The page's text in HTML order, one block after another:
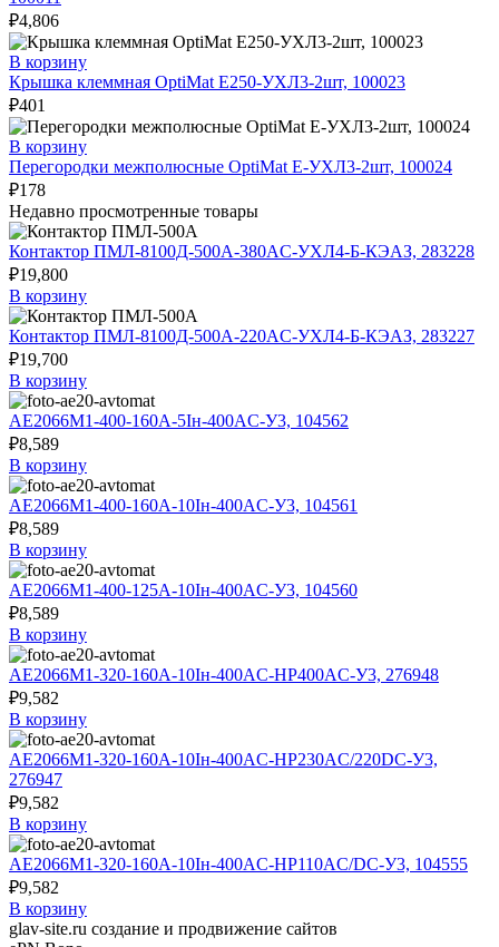
₽4,806
В корзину
Крышка клеммная OptiMat E250-УХЛ3-2шт, 100023
₽401
В корзину
Перегородки межполюсные OptiMat E-УХЛ3-2шт, 100024
₽178
Недавно просмотренные товары
Контактор ПМЛ-8100Д-500А-380AC-УХЛ4-Б-КЭАЗ, 283228
₽19,800
В корзину
Контактор ПМЛ-8100Д-500А-220AC-УХЛ4-Б-КЭАЗ, 283227
₽19,700
В корзину
АЕ2066М1-400-160А-5Iн-400AC-У3, 104562
₽8,589
В корзину
АЕ2066М1-400-160А-10Iн-400AC-У3, 104561
₽8,589
В корзину
АЕ2066М1-400-125А-10Iн-400AC-У3, 104560
₽8,589
В корзину
АЕ2066М1-320-160А-10Iн-400AC-НР400AC-У3, 276948
₽9,582
В корзину
АЕ2066М1-320-160А-10Iн-400AC-НР230AC/220DC-У3,
276947
₽9,582
В корзину
АЕ2066М1-320-160А-10Iн-400AC-НР110AC/DC-У3, 104555
₽9,582
В корзину
glav-site.ru создание и продвижение сайтов